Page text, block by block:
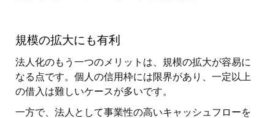
規模の拡大にも有利
法人化のもう一つのメリットは、規模の拡大が容易に
なる点です。個人の信用枠には限界があり、一定以上
の借入は難しいケースが多いです。
一方で、法人として事業性の高いキャッシュフローを